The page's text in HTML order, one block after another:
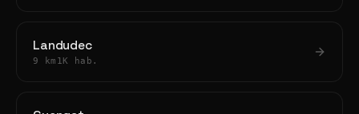
Landudec
9 km 1K hab.